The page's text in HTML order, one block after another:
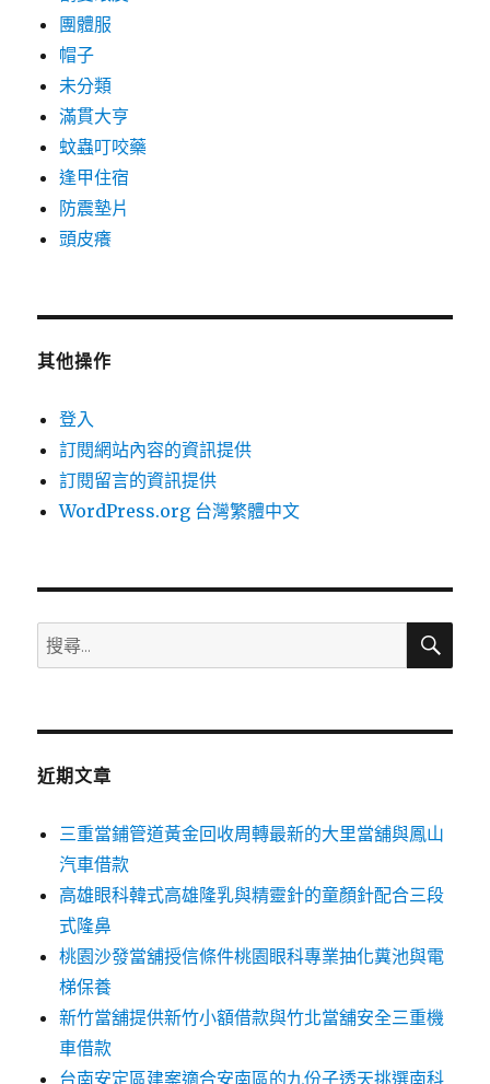
團體服
帽子
未分類
滿貫大亨
蚊蟲叮咬藥
逢甲住宿
防震墊片
頭皮癢
其他操作
登入
訂閱網站內容的資訊提供
訂閱留言的資訊提供
WordPress.org 台灣繁體中文
搜
尋
鍵
搜
近期文章
三重當鋪管道黃金回收周轉最新的大里當舖與鳳山
汽車借款
高雄眼科韓式高雄隆乳與精靈針的童顏針配合三段
式隆鼻
桃園沙發當舖授信條件桃園眼科專業抽化糞池與電
梯保養
新竹當舖提供新竹小額借款與竹北當舖安全三重機
車借款
台南安定區建案適合安南區的九份子透天挑選南科